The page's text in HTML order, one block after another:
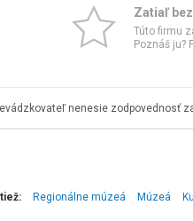
Zatiaľ
Túto firmu
Poznáš ju?
nenesie zodpovednosť
Regionálne múzeá Múzeá